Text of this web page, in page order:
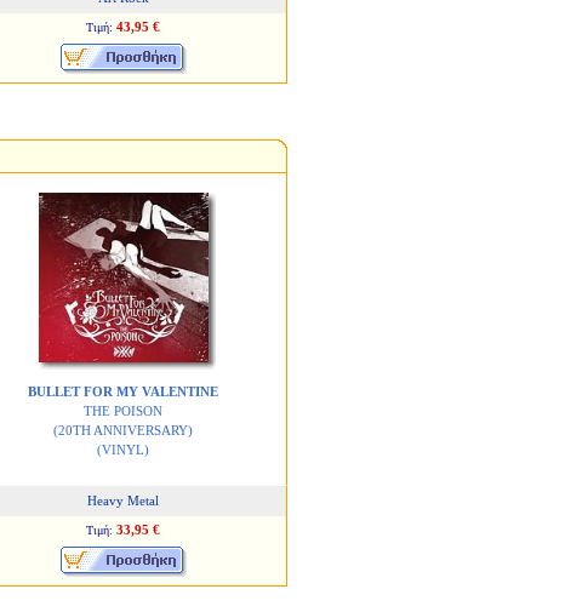
Τιμή: 43,95 €
BULLET FOR MY VALENTINE
THE POISON
(20TH ANNIVERSARY)
(VINYL)
Heavy Metal
Τιμή: 33,95 €